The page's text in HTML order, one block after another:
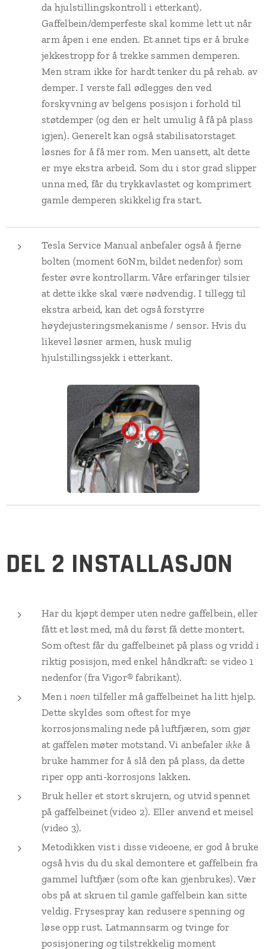
da hjulstillingskontroll i etterkant).
Gaffelbein/demperfeste skal komme lett ut når
arm åpen i ene enden. Et annet tips er å bruke
jekkestropp for å trekke sammen demperen.
Men stram ikke for hardt tenker du på rehab. av
demper. I verste fall ødlegges den ved
forskyvning av belgens posisjon i forhold til
støtdemper (og den er helt umulig å få på plass
igjen). Generelt kan også stabilisatorstaget
løsnes for å få mer rom. Men uansett, alt dette
er mye ekstra arbeid. Som du i stor grad slipper
unna med, får du trykkavlastet og komprimert
gamle demperen skikkelig fra start.
Tesla Service Manual anbefaler også å fjerne
bolten (moment 60Nm, bildet nedenfor) som
fester øvre kontrollarm. Våre erfaringer tilsier
at dette ikke skal være nødvendig. I tillegg til
ekstra arbeid, kan det også forstyrre
høydejusteringsmekanisme / sensor. Hvis du
likevel løsner armen, husk mulig
hjulstillingssjekk i etterkant.
DEL 2 INSTALLASJON
Har du kjøpt demper uten nedre gaffelbein, eller
fått et løst med, må du først få dette montert.
Som oftest får du gaffelbeinet på plass og vridd i
riktig posisjon, med enkel håndkraft: se video 1
nedenfor (fra Vigor® fabrikant).
Men i noen tilfeller må gaffelbeinet ha litt hjelp.
Dette skyldes som oftest for mye
korrosjonsmaling nede på luftfjæren, som gjør
at gaffelen møter motstand. Vi anbefaler ikke å
bruke hammer for å slå den på plass, da dette
riper opp anti-korrosjons lakken.
Bruk heller et stort skrujern, og utvid spennet
på gaffelbeinet (video 2). Eller anvend et meisel
(video 3).
Metodikken vist i disse videoene, er god å bruke
også hvis du du skal demontere et gaffelbein fra
gammel luftfjær (som ofte kan gjenbrukes). Vær
obs på at skruen til gamle gaffelbein kan sitte
veldig. Frysespray kan redusere spenning og
løse opp rust. Latmannsarm og tvinge for
posisjonering og tilstrekkelig moment